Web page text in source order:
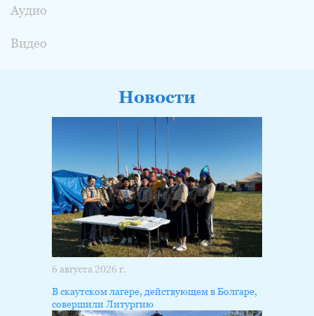
Аудио
Видео
Новости
6 августа 2026 г.
В скаутском лагере, действующем в Болгаре,
совершили Литургию